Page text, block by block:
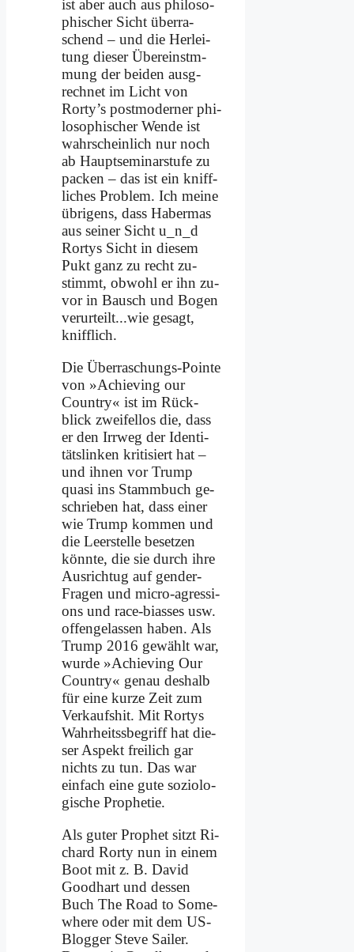
ist aber auch aus phi­lo­so­
phi­scher Sicht über­ra­
schend – und die Her­lei­
tung die­ser Über­einstm­
mung der bei­den aus­g­
rech­net im Licht von
Rorty’s post­mo­der­ner phi­
lo­so­phi­scher Wen­de ist
wahr­schein­lich nur noch
ab Haupt­se­mi­nar­stu­fe zu
packen – das ist ein kniff­
li­ches Pro­blem. Ich mei­ne
üb­ri­gens, dass Ha­ber­mas
aus sei­ner Sicht u_n_d
Ror­tys Sicht in die­sem
Pukt ganz zu recht zu­
stimmt, ob­wohl er ihn zu­
vor in Bausch und Bo­gen
verurteilt...wie ge­sagt,
kniff­lich.
Die Über­ra­schungs-Poin­te
von »Achie­ving our
Coun­try« ist im Rück­
blick zwei­fel­los die, dass
er den Irr­weg der Iden­ti­
täts­lin­ken kri­ti­siert hat –
und ih­nen vor Trump
qua­si ins Stamm­buch ge­
schrie­ben hat, dass ei­ner
wie Trump kom­men und
die Leer­stel­le be­set­zen
könn­te, die sie durch ih­re
Aus­rich­tug auf gen­der-
Fra­gen und mi­cro-agres­si­
ons und race-bi­as­ses usw.
of­fen­ge­las­sen ha­ben. Als
Trump 2016 ge­wählt war,
wur­de »Achie­ving Our
Coun­try« ge­nau des­halb
für ei­ne kur­ze Zeit zum
Ver­kaufs­hit. Mit Ror­tys
Wahr­heits­sbe­griff hat die­
ser Aspekt frei­lich gar
nichts zu tun. Das war
ein­fach ei­ne gu­te so­zio­lo­
gi­sche Pro­phe­tie.
Als gu­ter Pro­phet sitzt Ri­
chard Ror­ty nun in ei­nem
Boot mit z. B. Da­vid
Good­hart und des­sen
Buch The Road to So­me­
whe­re oder mit dem US-
Blog­ger Ste­ve Sai­ler.